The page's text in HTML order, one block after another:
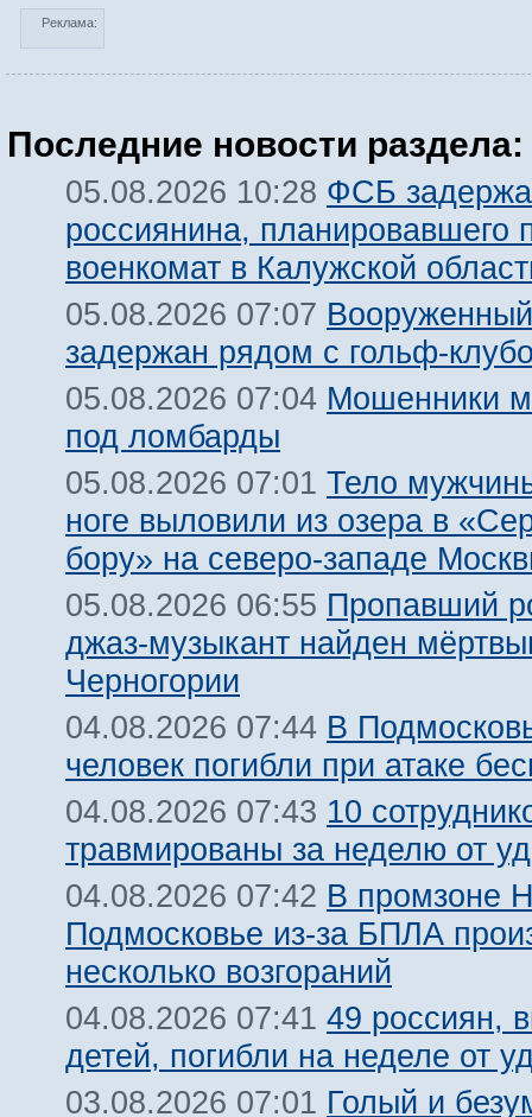
Реклама:
Последние новости раздела:
05.08.2026 10:28 ФСБ
россиянина, планировавшего
военкомат в Калужской
05.08.2026 07:07
задержан рядом с гольф-
05.08.2026 07:04 Мошенники
под ломбарды
05.08.2026 07:01 Тело
ноге выловили из озера в
бору» на северо-западе
05.08.2026 06:55 Пропавший
джаз-музыкант найден
Черногории
04.08.2026 07:44 В
человек погибли при атаке
04.08.2026 07:43 10
травмированы за неделю от
04.08.2026 07:42 В промзоне
Подмосковье из-за БПЛА
несколько возгораний
04.08.2026 07:41 49 россиян,
детей, погибли на неделе от
03.08.2026 07:01 Голый и